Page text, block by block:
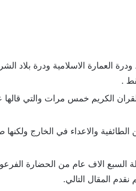
العمارة الاسلامية ودرة بلاد
.
الكريم خمس مرات والتي قالها
الطائفية والاعداء في الخارج
السبع الاف عام من الحضارة
نقدم المقال التالي.